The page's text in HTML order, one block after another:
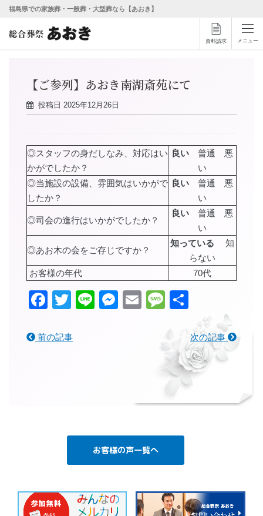
福島県での家族葬・一般葬・大型葬なら【あおき】
資料請求 メニュー
【ご参列】あおき南湖斎苑にて
投稿日 2025年12月26日
◎スタッフの身だしなみ、対応はい
かがでしたか？
良い 普通 悪
い
◎当施設の設備、雰囲気はいかがで
したか？
良い 普通 悪
い
◎司会の進行はいかがでしたか？
良い 普通 悪
い
◎あお木の会をご存じですか？
知っている 知
らない
お客様の年代
70代
Facebook
Twitter
LineMessenger
EmailMessage
有
前の記事 次の記事
お客様の声一覧へ